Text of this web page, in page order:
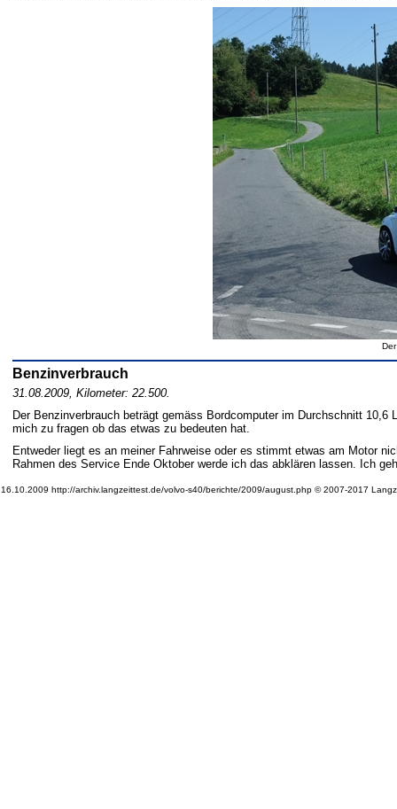
Benzinverbrauch
31.08.2009, Kilometer: 22.500.
Der Benzinverbrauch beträgt gemäss Bordcomputer im Durchschnitt 10,6
mich zu fragen ob das etwas zu bedeuten hat.
Entweder liegt es an meiner Fahrweise oder es stimmt etwas am Motor
Rahmen des Service Ende Oktober werde ich das abklären lassen. Ich
16.10.2009 http://archiv.langzeittest.de/volvo-s40/berichte/2009/august.php © 2007-2017